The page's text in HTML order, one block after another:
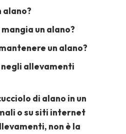
alano?
un alano?
un alano?
negli allevamenti
di alano in un
o su siti internet
non è la